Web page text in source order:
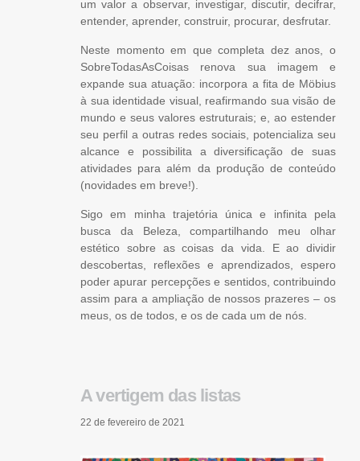
um valor a observar, investigar, discutir, decifrar,
entender, aprender, construir, procurar, desfrutar.
Neste momento em que completa dez anos, o
SobreTodasAsCoisas renova sua imagem e
expande sua atuação: incorpora a fita de Möbius
à sua identidade visual, reafirmando sua visão de
mundo e seus valores estruturais; e, ao estender
seu perfil a outras redes sociais, potencializa seu
alcance e possibilita a diversificação de suas
atividades para além da produção de conteúdo
(novidades em breve!).
Sigo em minha trajetória única e infinita pela
busca da Beleza, compartilhando meu olhar
estético sobre as coisas da vida. E ao dividir
descobertas, reflexões e aprendizados, espero
poder apurar percepções e sentidos, contribuindo
assim para a ampliação de nossos prazeres – os
meus, os de todos, e os de cada um de nós.
A vertigem das listas
22 de fevereiro de 2021